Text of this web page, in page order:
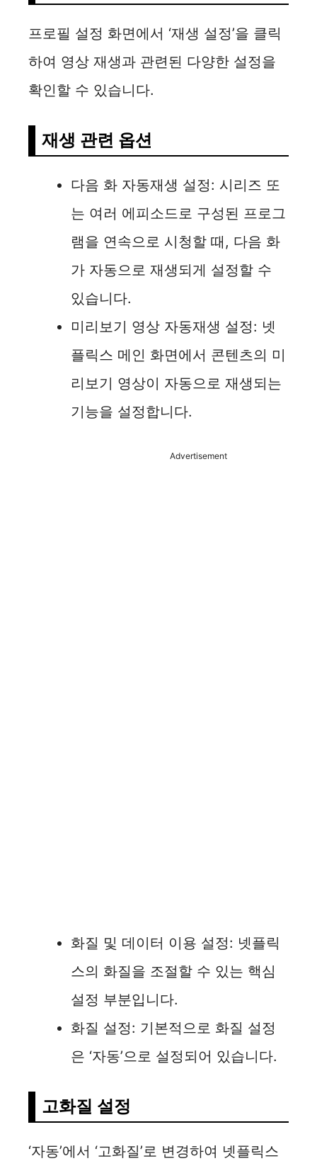
프로필 설정 화면에서 ‘재생 설정’을 클릭
하여 영상 재생과 관련된 다양한 설정을
확인할 수 있습니다.
재생 관련 옵션
다음 화 자동재생 설정: 시리즈 또
는 여러 에피소드로 구성된 프로그
램을 연속으로 시청할 때, 다음 화
가 자동으로 재생되게 설정할 수
있습니다.
미리보기 영상 자동재생 설정: 넷
플릭스 메인 화면에서 콘텐츠의 미
리보기 영상이 자동으로 재생되는
기능을 설정합니다.
Advertisement
화질 및 데이터 이용 설정: 넷플릭
스의 화질을 조절할 수 있는 핵심
설정 부분입니다.
화질 설정: 기본적으로 화질 설정
은 ‘자동’으로 설정되어 있습니다.
고화질 설정
‘자동’에서 ‘고화질’로 변경하여 넷플릭스